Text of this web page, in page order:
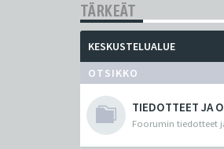
TÄRKEÄT
KESKUSTELUALUE
OTSIKKO
TIEDOTTEET JA
Foorumin tiedotteet ja